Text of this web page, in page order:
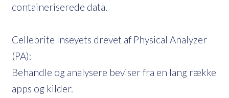
containeriserede data.
Cellebrite Inseyets drevet af Physical Analyzer
(PA):
Behandle og analysere beviser fra en lang række
apps og kilder.